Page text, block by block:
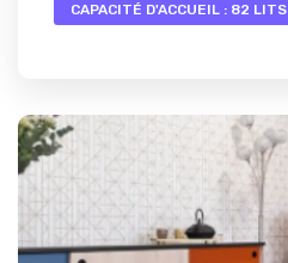
CAPACITÉ D'ACCUEIL : 82 LITS